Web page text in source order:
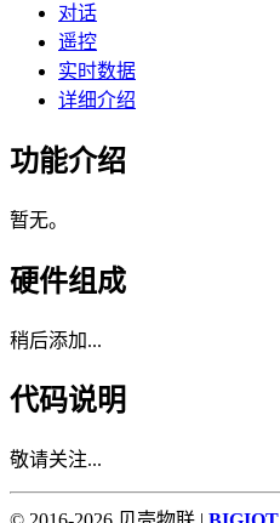
对话
遥控
实时数据
详细介绍
功能介绍
暂无。
硬件组成
稍后添加...
代码说明
敬请关注...